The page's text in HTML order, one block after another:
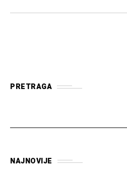
policije Ministarstva
PRETRAGA
NAJNOVIJE